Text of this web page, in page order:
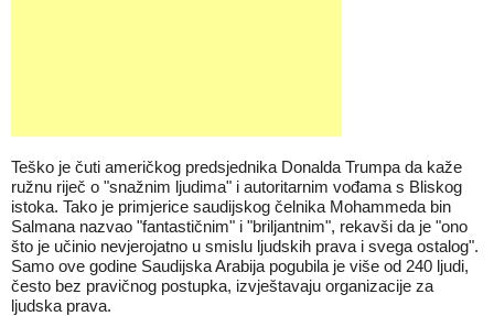
Teško je čuti američkog predsjednika Donalda Trumpa da kaže
ružnu riječ o "snažnim ljudima" i autoritarnim vođama s Bliskog
istoka. Tako je primjerice saudijskog čelnika Mohammeda bin
Salmana nazvao "fantastičnim" i "briljantnim", rekavši da je "ono
što je učinio nevjerojatno u smislu ljudskih prava i svega ostalog".
Samo ove godine Saudijska Arabija pogubila je više od 240 ljudi,
često bez pravičnog postupka, izvještavaju organizacije za
ljudska prava.